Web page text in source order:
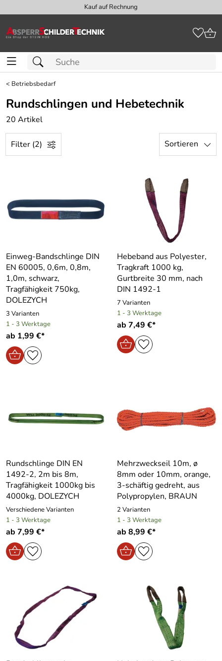
Kauf auf Rechnung
< Betriebsbedarf
Rundschlingen und Hebetechnik
20 Artikel
Filter (2) Sortieren
Einweg-Bandschlinge DIN
EN 60005, 0,6m, 0,8m,
1,0m, schwarz,
Tragfähigkeit 750kg,
DOLEZYCH
3 Varianten
1 - 3 Werktage
ab 1,99 €*
Hebeband aus Polyester,
Tragkraft 1000 kg,
Gurtbreite 30 mm, nach
DIN 1492-1
7 Varianten
1 - 3 Werktage
ab 7,49 €*
Rundschlinge DIN EN
1492-2, 2m bis 8m,
Tragfähigkeit 1000kg bis
4000kg, DOLEZYCH
Verschiedene Varianten
1 - 3 Werktage
ab 7,99 €*
Mehrzweckseil 10m, ø
8mm oder 10mm, orange,
3-schäftig gedreht, aus
Polypropylen, BRAUN
2 Varianten
1 - 3 Werktage
ab 8,99 €*